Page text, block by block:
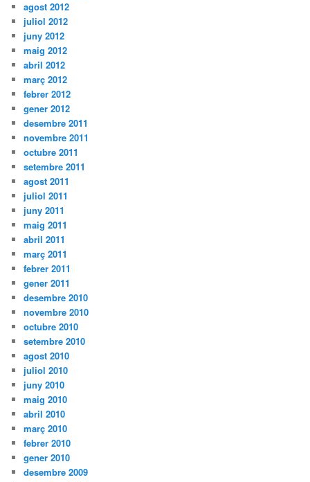
agost 2012
juliol 2012
juny 2012
maig 2012
abril 2012
març 2012
febrer 2012
gener 2012
desembre 2011
novembre 2011
octubre 2011
setembre 2011
agost 2011
juliol 2011
juny 2011
maig 2011
abril 2011
març 2011
febrer 2011
gener 2011
desembre 2010
novembre 2010
octubre 2010
setembre 2010
agost 2010
juliol 2010
juny 2010
maig 2010
abril 2010
març 2010
febrer 2010
gener 2010
desembre 2009